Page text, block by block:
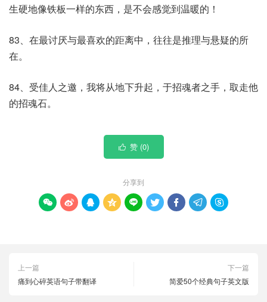
生硬地像铁板一样的东西，是不会感觉到温暖的！
83、在最讨厌与最喜欢的距离中，往往是推理与悬疑的所
在。
84、受佳人之邀，我将从地下升起，于招魂者之手，取走他
的招魂石。
 赞 (0)
分享到
        
上一篇
痛到心碎英语句子带翻译
下一篇
简爱50个经典句子英文版